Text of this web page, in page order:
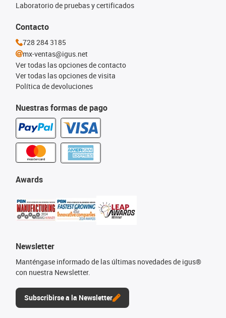
Nuestras formas de pago
Laboratorio de pruebas y certificados
Awards
Newsletter
Manténgase informado de las últimas novedades de igus®
con nuestra Newsletter.
Subscribirse a la Newsletter
Contacto
728 284 3185
mx-ventas@igus.net
Ver todas las opciones de contacto
Ver todas las opciones de visita
Política de devoluciones